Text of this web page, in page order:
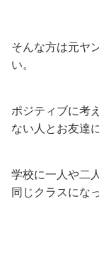
そんな方は元ヤ
い。
ポジティブに考
ない人とお友達
学校に一人や二
同じクラスにな